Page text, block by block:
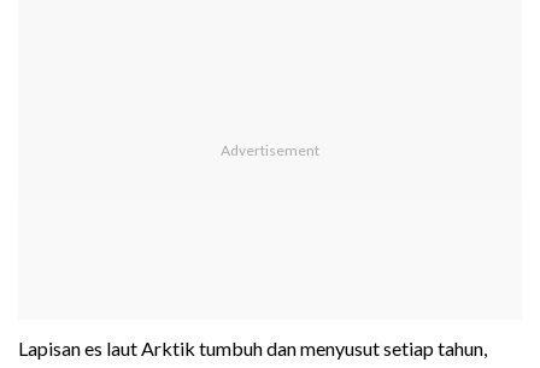
Lapisan es laut Arktik tumbuh dan menyusut setiap tahun,